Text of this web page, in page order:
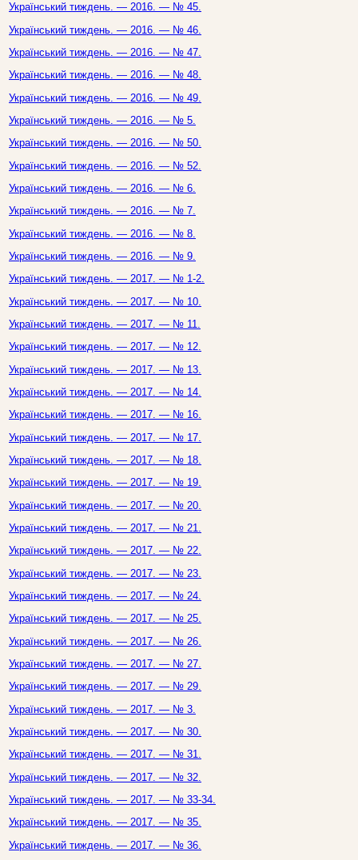
Український тиждень. — 2016. — № 45.
Український тиждень. — 2016. — № 46.
Український тиждень. — 2016. — № 47.
Український тиждень. — 2016. — № 48.
Український тиждень. — 2016. — № 49.
Український тиждень. — 2016. — № 5.
Український тиждень. — 2016. — № 50.
Український тиждень. — 2016. — № 52.
Український тиждень. — 2016. — № 6.
Український тиждень. — 2016. — № 7.
Український тиждень. — 2016. — № 8.
Український тиждень. — 2016. — № 9.
Український тиждень. — 2017. — № 1-2.
Український тиждень. — 2017. — № 10.
Український тиждень. — 2017. — № 11.
Український тиждень. — 2017. — № 12.
Український тиждень. — 2017. — № 13.
Український тиждень. — 2017. — № 14.
Український тиждень. — 2017. — № 16.
Український тиждень. — 2017. — № 17.
Український тиждень. — 2017. — № 18.
Український тиждень. — 2017. — № 19.
Український тиждень. — 2017. — № 20.
Український тиждень. — 2017. — № 21.
Український тиждень. — 2017. — № 22.
Український тиждень. — 2017. — № 23.
Український тиждень. — 2017. — № 24.
Український тиждень. — 2017. — № 25.
Український тиждень. — 2017. — № 26.
Український тиждень. — 2017. — № 27.
Український тиждень. — 2017. — № 29.
Український тиждень. — 2017. — № 3.
Український тиждень. — 2017. — № 30.
Український тиждень. — 2017. — № 31.
Український тиждень. — 2017. — № 32.
Український тиждень. — 2017. — № 33-34.
Український тиждень. — 2017. — № 35.
Український тиждень. — 2017. — № 36.